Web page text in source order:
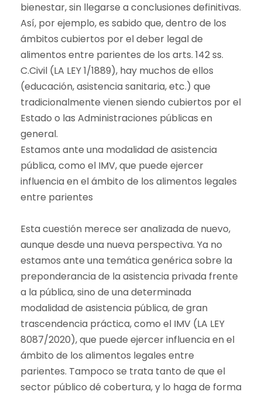
bienestar, sin llegarse a conclusiones definitivas.
Así, por ejemplo, es sabido que, dentro de los
ámbitos cubiertos por el deber legal de
alimentos entre parientes de los arts. 142 ss.
C.Civil (LA LEY 1/1889), hay muchos de ellos
(educación, asistencia sanitaria, etc.) que
tradicionalmente vienen siendo cubiertos por el
Estado o las Administraciones públicas en
general.
Estamos ante una modalidad de asistencia
pública, como el IMV, que puede ejercer
influencia en el ámbito de los alimentos legales
entre parientes
Esta cuestión merece ser analizada de nuevo,
aunque desde una nueva perspectiva. Ya no
estamos ante una temática genérica sobre la
preponderancia de la asistencia privada frente
a la pública, sino de una determinada
modalidad de asistencia pública, de gran
trascendencia práctica, como el IMV (LA LEY
8087/2020), que puede ejercer influencia en el
ámbito de los alimentos legales entre
parientes. Tampoco se trata tanto de que el
sector público dé cobertura, y lo haga de forma